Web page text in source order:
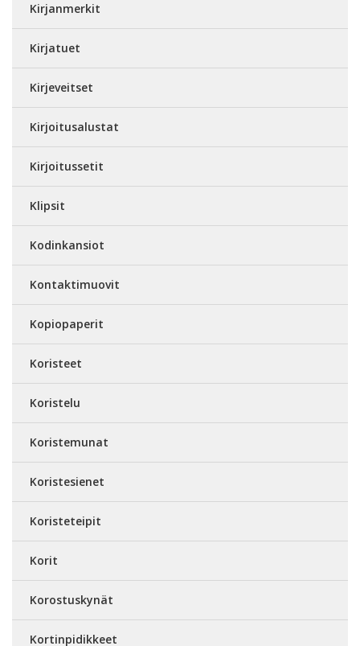
Kirjanmerkit
Kirjatuet
Kirjeveitset
Kirjoitusalustat
Kirjoitussetit
Klipsit
Kodinkansiot
Kontaktimuovit
Kopiopaperit
Koristeet
Koristelu
Koristemunat
Koristesienet
Koristeteipit
Korit
Korostuskynät
Kortinpidikkeet